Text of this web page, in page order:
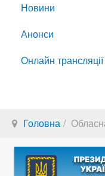
Новини
Анонси
Онлайн трансляції
Головна